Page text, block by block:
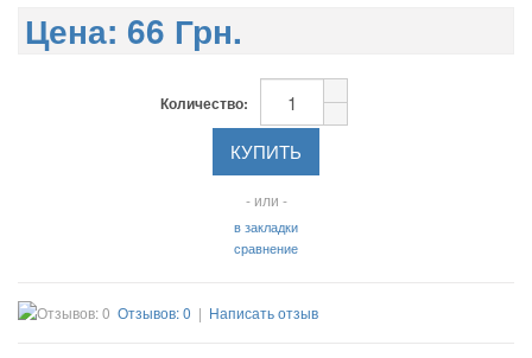
Цена: 66 Грн.
Количество:
- или -
в закладки
сравнение
Отзывов: 0 | Написать отзыв